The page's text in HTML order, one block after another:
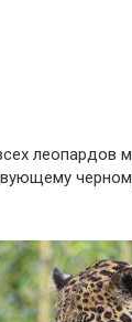
леопардов